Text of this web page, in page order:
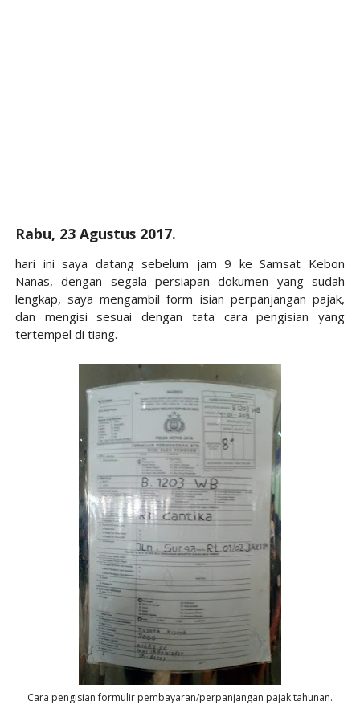
Rabu, 23 Agustus 2017.
hari ini saya datang sebelum jam 9 ke Samsat Kebon
Nanas, dengan segala persiapan dokumen yang sudah
lengkap, saya mengambil form isian perpanjangan pajak,
dan mengisi sesuai dengan tata cara pengisian yang
tertempel di tiang.
Cara pengisian formulir pembayaran/perpanjangan pajak tahunan.